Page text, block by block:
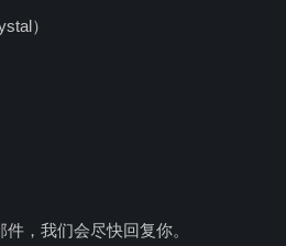
）
，我们会尽快回复你。